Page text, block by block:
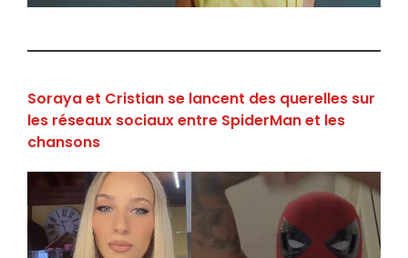
Soraya et Cristian se lancent des querelles sur
les réseaux sociaux entre SpiderMan et les
chansons